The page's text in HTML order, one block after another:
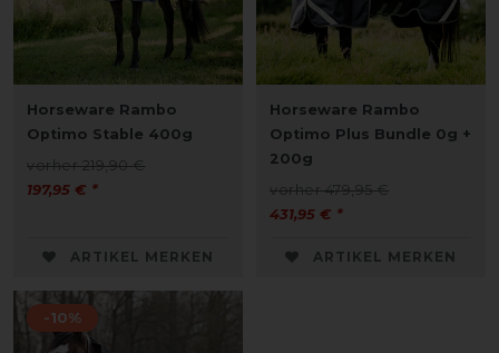
Horseware Rambo
Optimo Stable 400g
vorher 219,90 €
197,95 € *
ARTIKEL MERKEN
Horseware Rambo
Optimo Plus Bundle 0g +
200g
vorher 479,95 €
431,95 € *
ARTIKEL MERKEN
-10%